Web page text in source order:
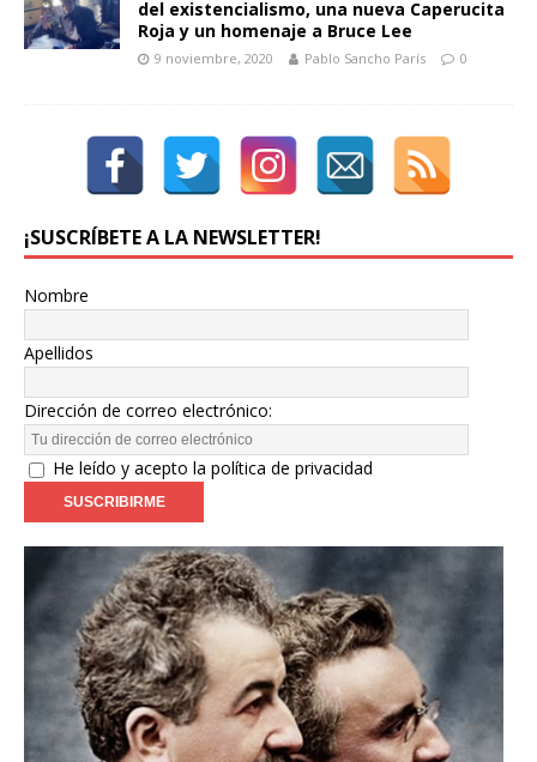
del existencialismo, una nueva Caperucita
Roja y un homenaje a Bruce Lee
9 noviembre, 2020 Pablo Sancho París 0
¡SUSCRÍBETE A LA NEWSLETTER!
Nombre
Apellidos
Dirección de correo electrónico:
He leído y acepto la política de privacidad